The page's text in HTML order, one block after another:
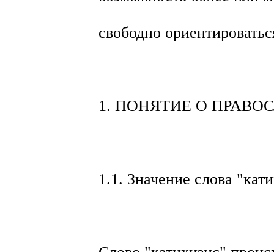
свободно
1. ПОНЯТИЕ О
1.1. Значение слова